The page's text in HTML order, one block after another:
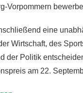
Vorpommern
eine
Wirtschaft, des
der Politik
am 22.